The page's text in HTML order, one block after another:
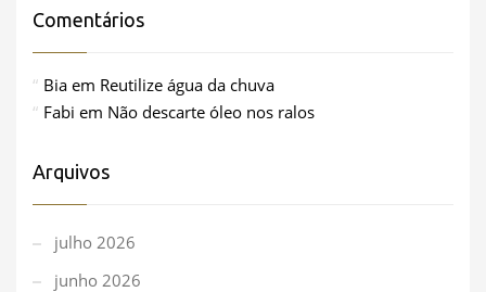
Comentários
Bia em Reutilize água da chuva
Fabi em Não descarte óleo nos ralos
Arquivos
julho 2026
junho 2026